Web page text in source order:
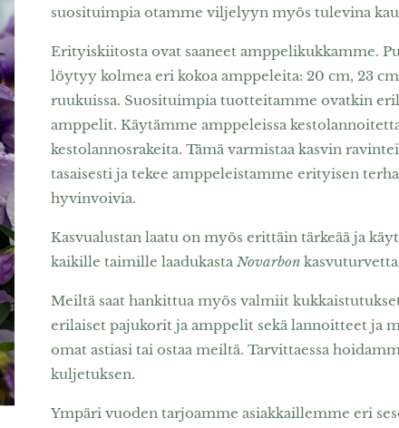
suosituimpia otamme viljelyyn myös tulevina
Erityiskiitosta ovat saaneet amppelikukkamme.
löytyy kolmea eri kokoa amppeleita: 20 cm, 23
ruukuissa. Suosituimpia tuotteitamme ovatkin
amppelit. Käytämme amppeleissa
kesto­lannosrakeita. Tämä varmistaa kasvin
tasaisesti ja tekee amppeleistamme erityisen
hyvinvoivia.
Kasvualustan laatu on myös erittäin tärkeää ja
kaikille taimille laadukasta Novarbon
Meiltä saat hankittua myös valmiit
erilaiset pajukorit ja amppelit sekä lannoitteet ja
omat astiasi tai ostaa meiltä. Tarvittaessa
kuljetuksen.
Ympäri vuoden tarjoamme asiakkail­lemme eri